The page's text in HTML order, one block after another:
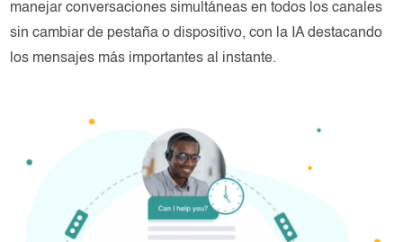
manejar conversaciones simultáneas en todos los canales
sin cambiar de pestaña o dispositivo, con la IA destacando
los mensajes más importantes al instante.